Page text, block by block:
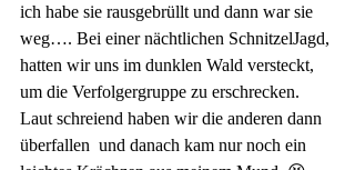
ich habe sie rausgebrüllt und dann war sie
weg…. Bei einer nächtlichen SchnitzelJagd,
hatten wir uns im dunklen Wald versteckt,
um die Verfolgergruppe zu erschrecken.
Laut schreiend haben wir die anderen dann
überfallen  und danach kam nur noch ein